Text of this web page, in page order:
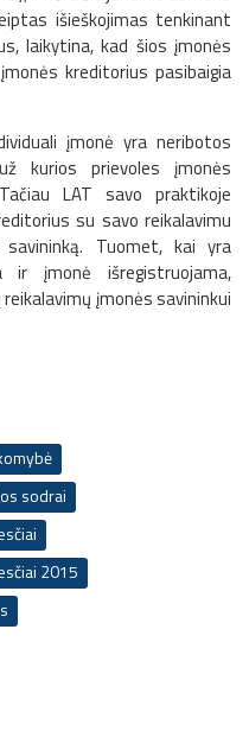
išieškojimas tenkinant
laikytina, kad šios įmonės
kreditorius pasibaigia
įmonė yra neribotos
kurios prievoles įmonės
LAT savo praktikoje
su savo reikalavimu
Tuomet, kai yra
ir įmonė išregistruojama,
įmonės savininkui
sodrai
2015